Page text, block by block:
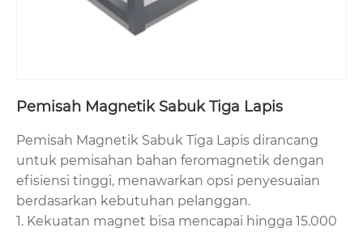
Pemisah Magnetik Sabuk Tiga Lapis
Pemisah Magnetik Sabuk Tiga Lapis dirancang
untuk pemisahan bahan feromagnetik dengan
efisiensi tinggi, menawarkan opsi penyesuaian
berdasarkan kebutuhan pelanggan.
1. Kekuatan magnet bisa mencapai hingga 15.000